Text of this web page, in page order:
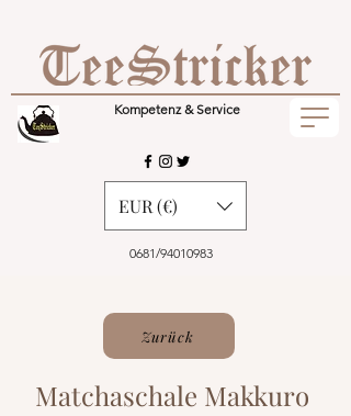
Kompetenz & Service
0681/94010983
EUR (€)
Zurück
Matchaschale Makkuro